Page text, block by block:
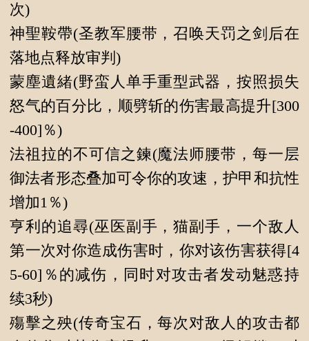
次)
神聖鞍帶(圣教军腰带，召唤天罚之剑后在
落地点释放审判)
蒙塵遺緒(野蛮人单手重型武器，按照损失
怒气的百分比，顺劈斩的伤害最高提升[300
-400]％)
法祖拉的不可信之鍊(魔法师腰带，每一层
御法者形态叠加可令你的攻速，护甲和抗性
增加1％)
亨利的追尋(巫医副手，猫副手，一个敌人
第一次对你造成伤害时，你对该伤害获得[4
5-60]％的减伤，同时对攻击者发动魅惑持
续3秒)
殤擊之殃(传奇宝石，每次对敌人的攻击都